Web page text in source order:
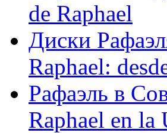
de Raphael
Диски
Raphael:
Рафаэль в
Raphael en la